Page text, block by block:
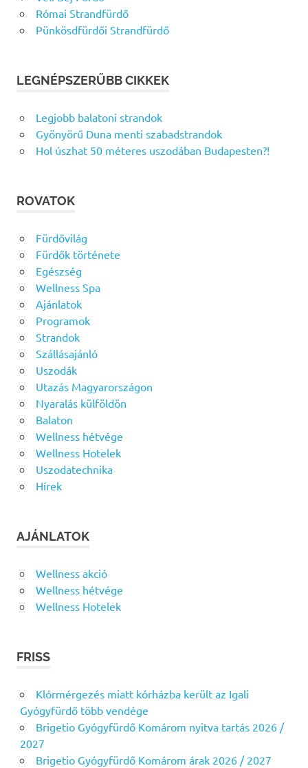
Római Strandfürdő
Pünkösdfürdői Strandfürdő
LEGNÉPSZERŰBB CIKKEK
Legjobb balatoni strandok
Gyönyörű Duna menti szabadstrandok
Hol úszhat 50 méteres uszodában Budapesten?!
ROVATOK
Fürdővilág
Fürdők története
Egészség
Wellness Spa
Ajánlatok
Programok
Strandok
Szállásajánló
Uszodák
Utazás Magyarországon
Nyaralás külföldön
Balaton
Wellness hétvége
Wellness Hotelek
Uszodatechnika
Hírek
AJÁNLATOK
Wellness akció
Wellness hétvége
Wellness Hotelek
FRISS
Klórmérgezés miatt kórházba került az Igali
Gyógyfürdő több vendége
Brigetio Gyógyfürdő Komárom nyitva tartás 2026 /
2027
Brigetio Gyógyfürdő Komárom árak 2026 / 2027